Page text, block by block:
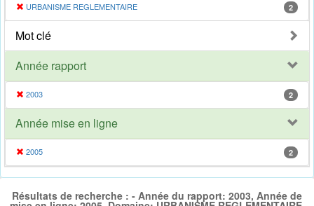
URBANISME REGLEMENTAIRE 2
Mot clé
Année rapport
2003 2
Année mise en ligne
2005 2
Résultats de recherche : - Année du rapport: 2003, Année de